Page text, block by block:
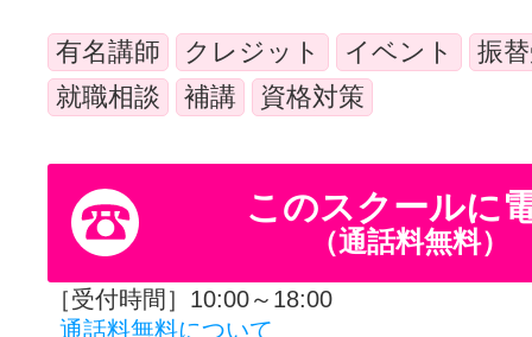
特集をみる
グッドスク
掲載のお問
有名講師 クレジット イベント
振
就職相談
補講 資格対策
このスクールに
（通話料無料）
［受付時間］10:00～18:00
通話料無料について